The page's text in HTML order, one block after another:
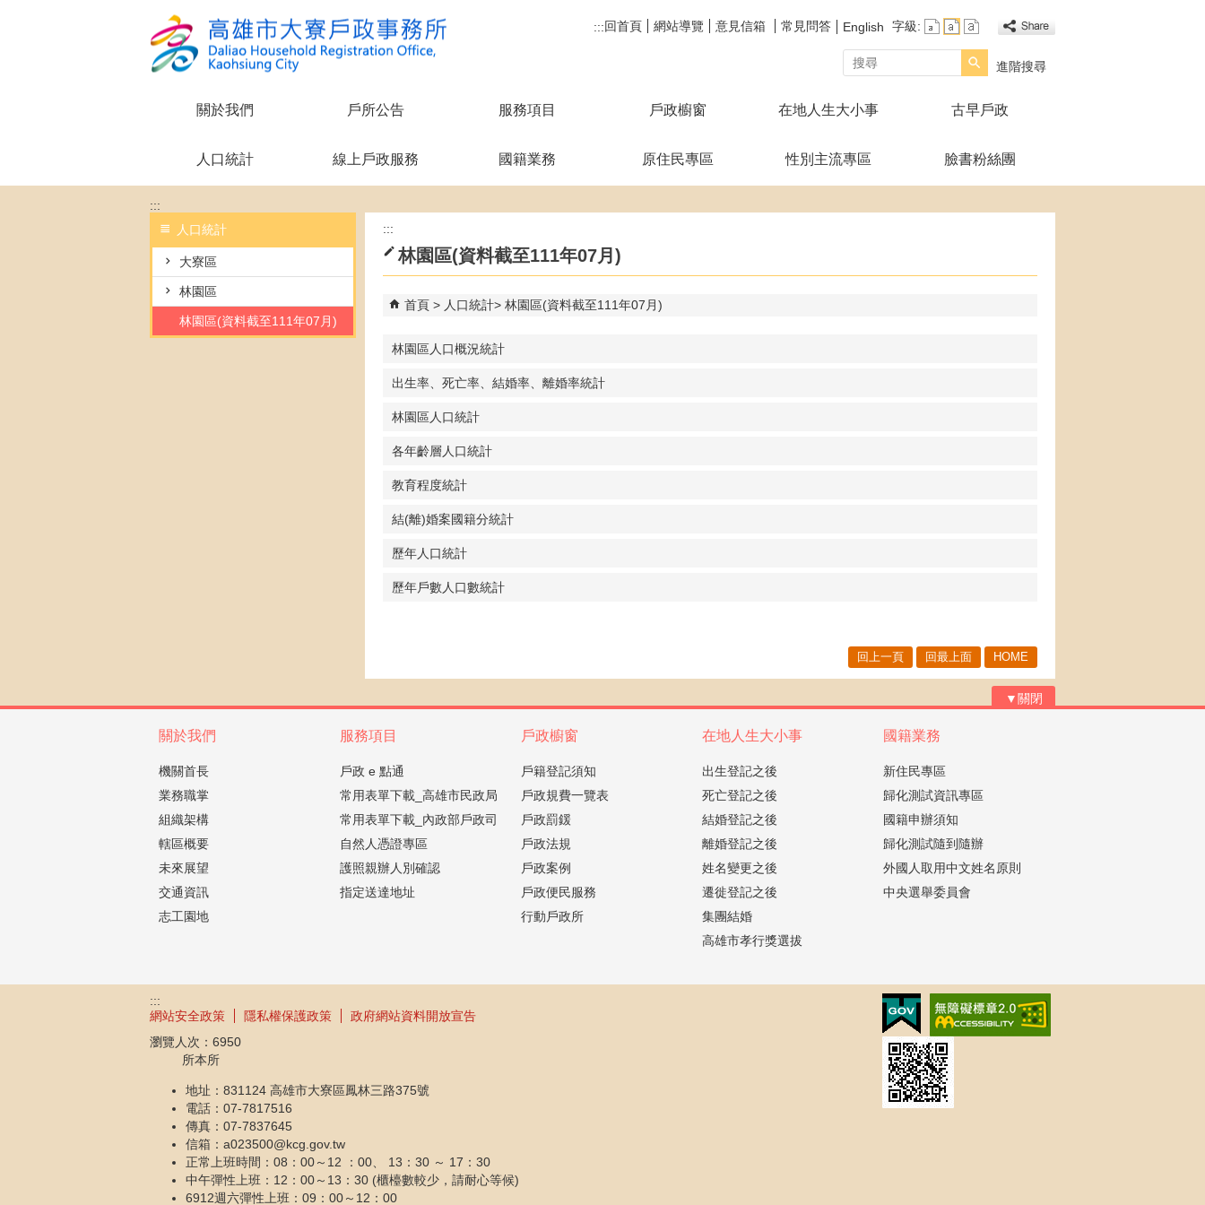
:::回首頁 網站導覽 意見信箱 常見問答 English 字級:
搜尋
進階搜尋
關於我們 戶所公告 服務項目 戶政櫥窗 在地人生大小事 古早戶政
人口統計 線上戶政服務 國籍業務 原住民專區 性別主流專區 臉書粉絲團
:::
人口統計
大寮區
林園區
林園區(資料截至111年07月)
:::
林園區(資料截至111年07月)
首頁 人口統計 林園區(資料截至111年07月)
林園區人口概況統計
出生率、死亡率、結婚率、離婚率統計
林園區人口統計
各年齡層人口統計
教育程度統計
結(離)婚案國籍分統計
歷年人口統計
歷年戶數人口數統計
回上一頁 回最上面 HOME
▼關閉
關於我們
機關首長
業務職掌
組織架構
轄區概要
未來展望
交通資訊
志工園地
服務項目
戶政 e 點通
常用表單下載_高雄市民政局
常用表單下載_內政部戶政司
自然人憑證專區
護照親辦人別確認
指定送達地址
戶政櫥窗
戶籍登記須知
戶政規費一覽表
戶政罰鍰
戶政法規
戶政案例
戶政便民服務
行動戶政所
在地人生大小事
出生登記之後
死亡登記之後
結婚登記之後
離婚登記之後
姓名變更之後
遷徙登記之後
集團結婚
高雄市孝行獎選拔
國籍業務
新住民專區
歸化測試資訊專區
國籍申辦須知
歸化測試隨到隨辦
外國人取用中文姓名原則
中央選舉委員會
:::
網站安全政策
隱私權保護政策
政府網站資料開放宣告
瀏覽人次： 6950
所本所
地址：831124 高雄市大寮區鳳林三路375號
電話：07-7817516
傳真：07-7837645
信箱：a023500@kcg.gov.tw
正常上班時間：08：00～12 ：00、 13：30 ～ 17：30
中午彈性上班：12：00～13：30 (櫃檯數較少，請耐心等候)
6912週六彈性上班：09：00～12：00